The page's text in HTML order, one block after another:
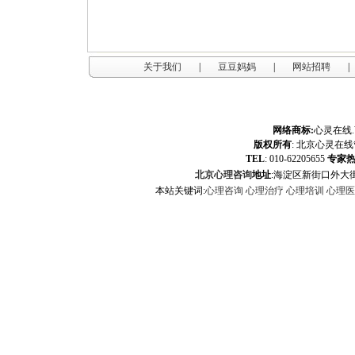
关于我们 豆豆妈妈 网站招聘
网络商标:心灵在线
版权所有: 北京心灵在
TEL: 010-62205655 专家
北京心理咨询地址:海淀区新街口外大
本站关键词:心理咨询 心理治疗 心理培训 心理